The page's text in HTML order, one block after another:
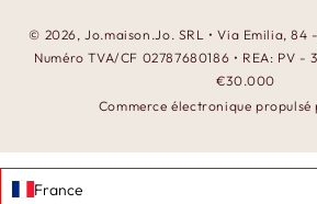
© 2026,Jo.maison.Jo. SRL • Via Emilia, 84
Numéro TVA/CF 02787680186 • REA: PV -
€30.000
Commerce électronique
paiement
France